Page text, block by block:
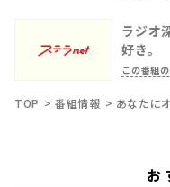
ラジオ
好き。
この番組
TOP 番組情報 あなたに
お